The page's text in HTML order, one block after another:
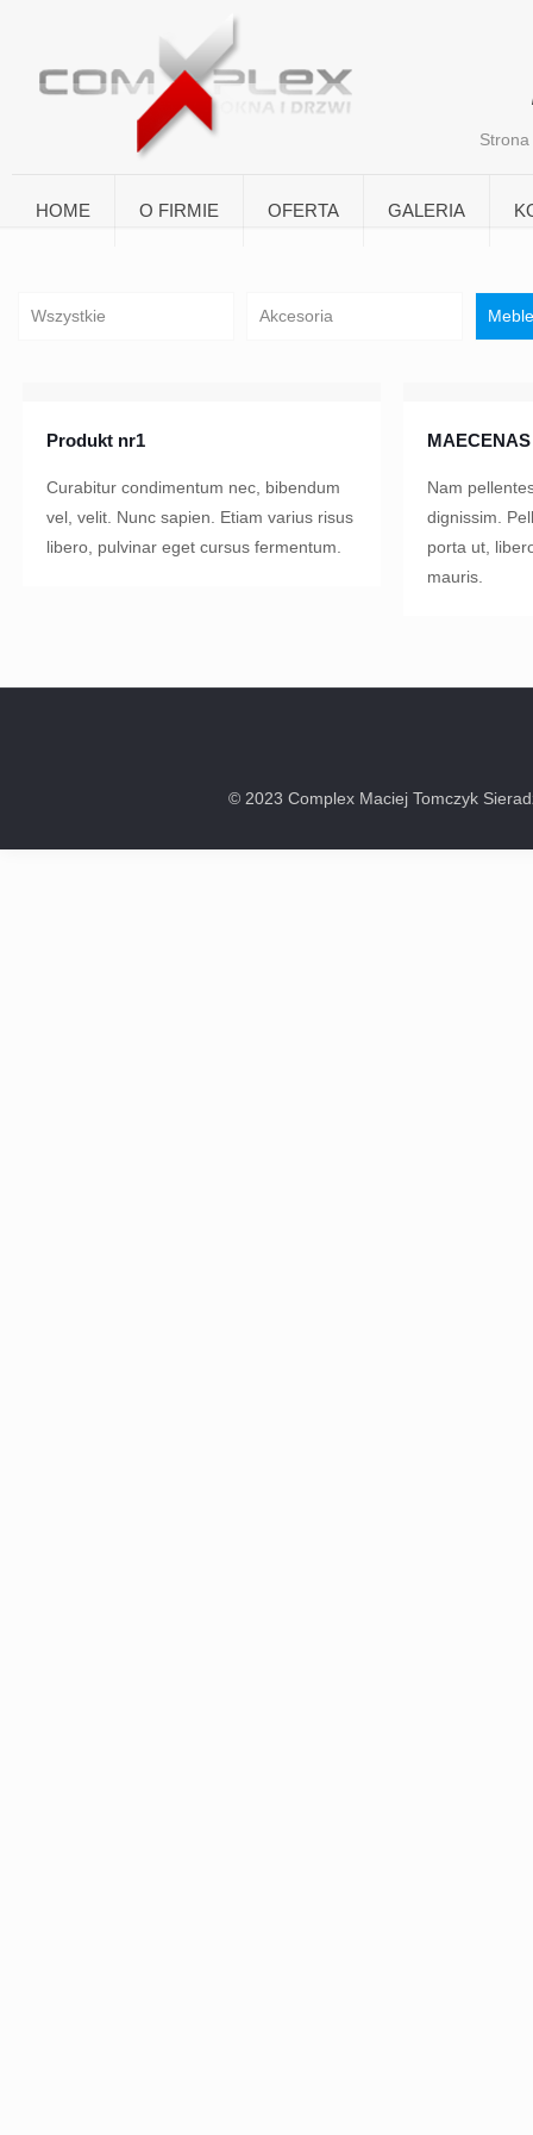
HOME O FIRMIE OFERTA GALERIA
Strona
Wszystkie Akcesoria Meble
Produkt nr1
Curabitur condimentum nec, bibendum
vel, velit. Nunc sapien. Etiam varius risus
libero, pulvinar eget cursus fermentum.
Nam
dignissim.
porta ut,
mauris.
© 2023 Complex Maciej Tomczyk